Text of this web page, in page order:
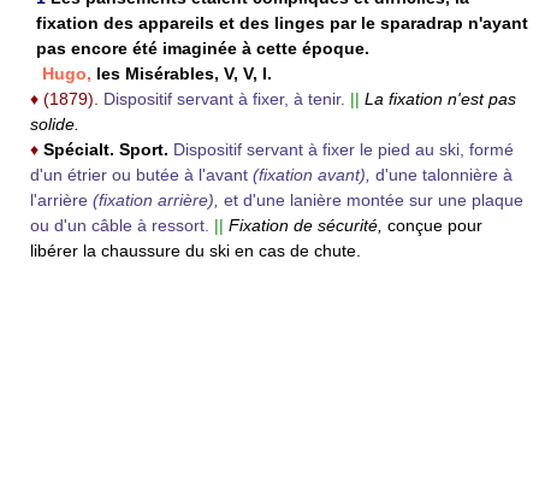
fixation des appareils et des linges par le sparadrap n'ayant
pas encore été imaginée à cette époque.
Hugo, les Misérables, V, V, I.
♦ (1879). Dispositif servant à fixer, à tenir. || La fixation n'est pas
solide.
♦ Spécialt. Sport. Dispositif servant à fixer le pied au ski, formé
d'un étrier ou butée à l'avant (fixation avant), d'une talonnière à
l'arrière (fixation arrière), et d'une lanière montée sur une plaque
ou d'un câble à ressort. || Fixation de sécurité, conçue pour
libérer la chaussure du ski en cas de chute.